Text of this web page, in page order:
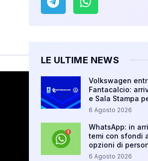
LE ULTIME NEWS
Volkswagen
Fantacalcio:
e Sala Stampa
6 Agosto 2026
WhatsApp: in
temi con sfondi
opzioni di
6 Agosto 2026